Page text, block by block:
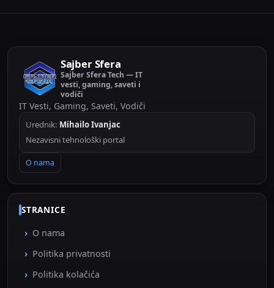
Sajber Sfera
Sajber Sfera Tech — IT
vesti, gaming, saveti i
vodiči
IT Vesti, Gaming, Saveti, Vodiči
Urednik: Mihailo Ivanjac
Nezavisni tehnološki portal
O nama
STRANICE
O nama
Politika privatnosti
Politika kolačića